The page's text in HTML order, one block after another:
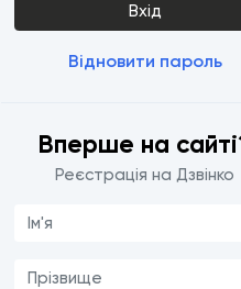
Вхід
Відновити пароль
Вперше на
Реєстрація на Дзвінко